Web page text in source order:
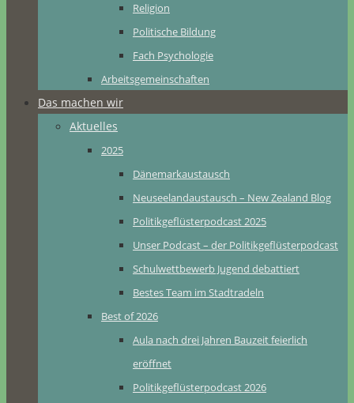
Religion
Politische Bildung
Fach Psychologie
Arbeitsgemeinschaften
Das machen wir
Aktuelles
2025
Dänemarkaustausch
Neuseelandaustausch – New Zealand Blog
Politikgeflüsterpodcast 2025
Unser Podcast – der Politikgeflüsterpodcast
Schulwettbewerb Jugend debattiert
Bestes Team im Stadtradeln
Best of 2026
Aula nach drei Jahren Bauzeit feierlich
eröffnet
Politikgeflüsterpodcast 2026